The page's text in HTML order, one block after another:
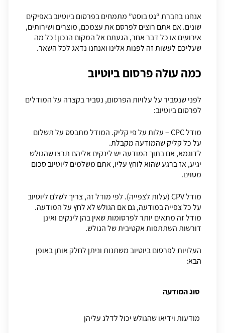
אנחנו בחברת “גט בוסט” מתמחים בפרסום ביוטיוב באפיקים
שונים. אם אתם רוצים לפרסם את עצמכם, מוצרים ושירותים,
אירועים או כל דבר אחר, הגעתם אל המקום הנכון! כל מה
שעליכם לעשות זה לפנות אלינו ואנחנו נדאג לכל השאר.
כמה עולה פרסום ביוטיוב
לפני שנסביר על עלויות הפרסום, נסביר בקצרה על המודלים
לפרסום ביוטיוב:
מודל CPC – עלות על פי קליק. המודל מתבסס על תשלום
על כל קליק שהמודעה מקבלת.
לדוגמא, אם בתוך המודעה יש לינקים אליהם תרצו שהגולש
יגיע, אז ברגע שהוא לוחץ עליו, אתם משלמים ליוטיוב סכום
מסוים.
מודל CPV (עלות לצפייה). לפי מודל זה, צריך לשלם ליוטיוב
על כל צפייה במודעה, גם אם הגולש לא לחץ על המודעה.
מודל זה מתאים יותר לפרסומות שאין בהן לינקים ואינן
דורשות השתתפות אקטיבית של הגולש.
העלויות לפרסום ביוטיוב משתנות וניתן לחלק אותן באופן
הבא:
סוג המודעה
מודעות וידיאו שהגולש יכול לדלג עליהן